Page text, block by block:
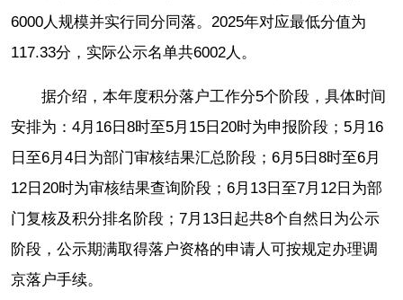
6000人规模并实行同分同落。2025年对应最低分值为
117.33分，实际公示名单共6002人。
据介绍，本年度积分落户工作分5个阶段，具体时间
安排为：4月16日8时至5月15日20时为申报阶段；5月16
日至6月4日为部门审核结果汇总阶段；6月5日8时至6月
12日20时为审核结果查询阶段；6月13日至7月12日为部
门复核及积分排名阶段；7月13日起共8个自然日为公示
阶段，公示期满取得落户资格的申请人可按规定办理调
京落户手续。